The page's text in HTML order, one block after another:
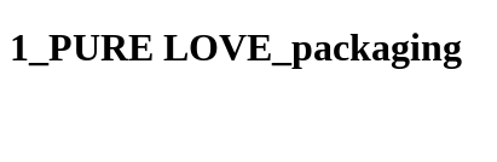
1_PURE LOVE_packaging